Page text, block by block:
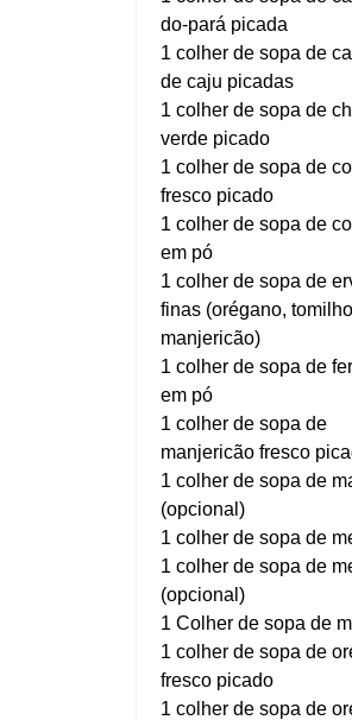
do-pará picada
1 colher de sopa de
de caju picadas
1 colher de sopa de
verde picado
1 colher de sopa de
fresco picado
1 colher de sopa de
em pó
1 colher de sopa de
finas (orégano,
manjericão)
1 colher de sopa de
em pó
1 colher de sopa de
manjericão fresco
1 colher de sopa de
(opcional)
1 colher de sopa de
1 colher de sopa de
(opcional)
1 Colher de sopa de
1 colher de sopa de
fresco picado
1 colher de sopa de